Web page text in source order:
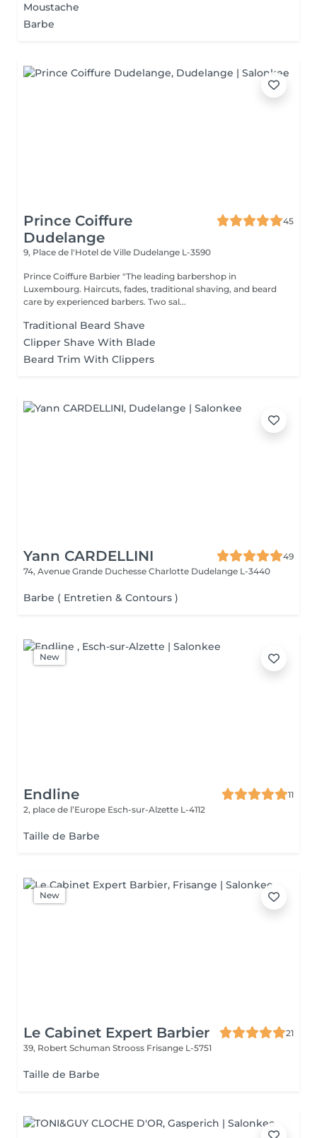
Moustache
Barbe
Prince Coiffure
Dudelange
45
9, Place de l'Hotel de Ville Dudelange L-3590
Prince Coiffure Barbier "The leading barbershop in
Luxembourg. Haircuts, fades, traditional shaving, and beard
care by experienced barbers. Two sal...
Traditional Beard Shave
Clipper Shave With Blade
Beard Trim With Clippers
Yann CARDELLINI
49
74, Avenue Grande Duchesse Charlotte Dudelange L-3440
Barbe ( Entretien & Contours )
New
Endline
11
2, place de l’Europe Esch-sur-Alzette L-4112
Taille de Barbe
New
Le Cabinet Expert Barbier
21
39, Robert Schuman Strooss Frisange L-5751
Taille de Barbe